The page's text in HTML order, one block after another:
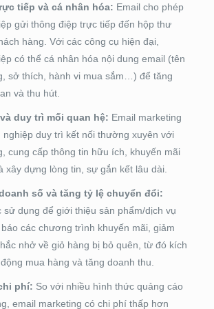
tiếp và cá nhân hóa: Email cho phép
gửi thông điệp trực tiếp đến hộp thư
hàng. Với các công cụ hiện đại,
có thể cá nhân hóa nội dung email (tên
sở thích, hành vi mua sắm…) để tăng
và thu hút.
duy trì mối quan hệ: Email marketing
nghiệp duy trì kết nối thường xuyên với
cung cấp thông tin hữu ích, khuyến mãi
xây dựng lòng tin, sự gắn kết lâu dài.
số và tăng tỷ lệ chuyển đổi:
sử dụng để giới thiệu sản phẩm/dịch vụ
các chương trình khuyến mãi, giảm
nhở về giỏ hàng bị bỏ quên, từ đó kích
mua hàng và tăng doanh thu.
phí: So với nhiều hình thức quảng cáo
email marketing có chi phí thấp hơn